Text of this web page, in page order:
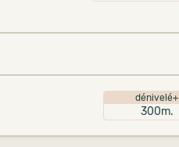
dénivelé+
300m.